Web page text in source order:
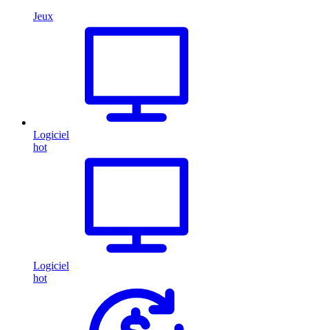
Jeux
Logiciel
hot
Logiciel
hot